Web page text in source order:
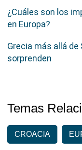
¿Cuáles son los
en Europa?
Grecia más allá
sorprenden
Temas
CROACIA